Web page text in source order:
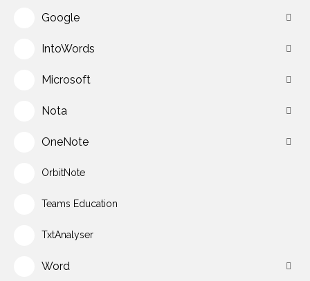
Google
IntoWords
Microsoft
Nota
OneNote
OrbitNote
Teams Education
TxtAnalyser
Word